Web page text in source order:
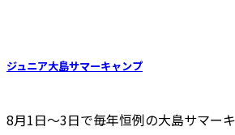
ジュニア大島サマーキャンプ
8月1日〜3日で毎年恒例の大島サマー